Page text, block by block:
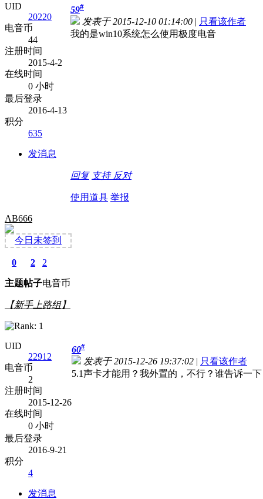
UID
20220
电音币
44
注册时间
2015-4-2
在线时间
0 小时
最后登录
2016-4-13
积分
635
发消息
59#
发表于 2015-12-10 01:14:00 | 只看该作者
我的是win10系统怎么使用极度电音
回复 支持 反对
使用道具 举报
AB666
今日未签到
0
主题
2
帖子
2
电音币
【新手上路组】
UID
22912
电音币
2
注册时间
2015-12-26
在线时间
0 小时
最后登录
2016-9-21
积分
4
发消息
60#
发表于 2015-12-26 19:37:02 | 只看该作者
5.1声卡才能用？我外置的，不行？谁告诉一